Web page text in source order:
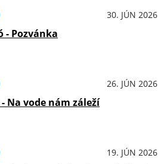
30. JÚN 2026
- Pozvánka
26. JÚN 2026
- Na vode nám záleží
19. JÚN 2026